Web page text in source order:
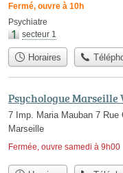
Fermé, ouvre à 10h
Psychiatre
secteur 1
Horaires
Psychologue Marseille
7 Imp. Maria Mauban 7
Marseille
Fermée, ouvre samedi à 9h00